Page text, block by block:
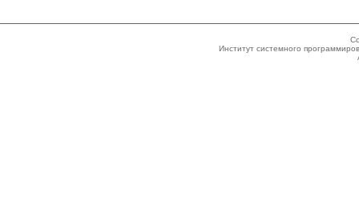
Институт системного